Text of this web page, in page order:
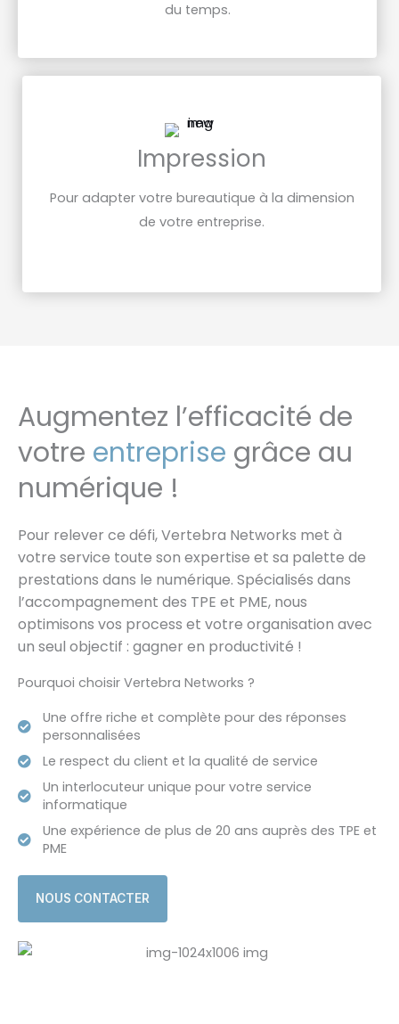
du temps.
Impression
Pour adapter votre bureautique à la dimension
de votre entreprise.
Augmentez l’efficacité de
votre entreprise grâce au
numérique !
Pour relever ce défi, Vertebra Networks met à
votre service toute son expertise et sa palette de
prestations dans le numérique. Spécialisés dans
l’accompagnement des TPE et PME, nous
optimisons vos process et votre organisation avec
un seul objectif : gagner en productivité !
Pourquoi choisir Vertebra Networks ?
Une offre riche et complète pour des réponses
personnalisées
Le respect du client et la qualité de service
Un interlocuteur unique pour votre service
informatique
Une expérience de plus de 20 ans auprès des TPE et
PME
NOUS CONTACTER